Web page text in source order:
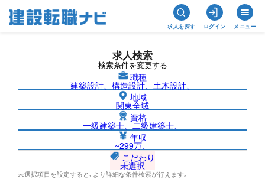
求人を探す ログイン メニュー
求人検索
検索条件を変更する
職種
建築設計、構造設計、土木設計、
地域
関東全域
資格
一級建築士、二級建築士、
年収
~299万、
こだわり
未選択
未選択項目を設定すると､より詳細な条件検索が行えます｡
群馬県/東新工業株式会社の求人検索結果
一覧